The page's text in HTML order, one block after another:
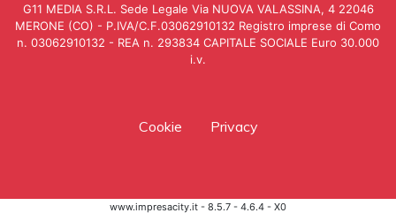
G11 MEDIA S.R.L. Sede Legale Via NUOVA VALASSINA, 4 22046
MERONE (CO) - P.IVA/C.F.03062910132 Registro imprese di Como
n. 03062910132 - REA n. 293834 CAPITALE SOCIALE Euro 30.000
i.v.
Cookie Privacy
www.impresacity.it - 8.5.7 - 4.6.4 - X0